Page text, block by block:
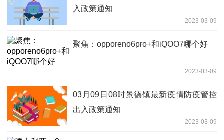
入政策通知
2023-03-09
聚焦：opporeno6pro+和iQOO7哪个好
2023-03-09
03月09日08时景德镇最新疫情防疫管控
出入政策通知
2023-03-09